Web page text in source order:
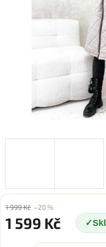
1 999 Kč –20 %
1 599 Kč